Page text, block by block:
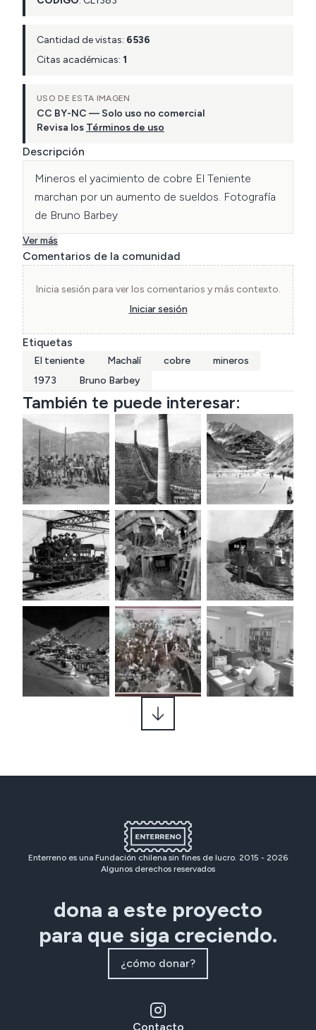
Cantidad de vistas: 6536
Citas académicas: 1
USO DE ESTA IMAGEN
CC BY-NC — Solo uso no comercial
Revisa los Términos de uso
Descripción
Mineros el yacimiento de cobre El Teniente
marchan por un aumento de sueldos. Fotografía
de Bruno Barbey
Ver más
Comentarios de la comunidad
Inicia sesión para ver los comentarios y más contexto.
Iniciar sesión
Etiquetas
El teniente Machalí cobre
mineros
1973
Bruno Barbey
También te puede interesar:
Enterreno es una Fundación chilena sin fines de lucro. 2015 - 2026
Algunos derechos reservados
dona a este proyecto
para que siga creciendo.
¿cómo donar?
Contacto